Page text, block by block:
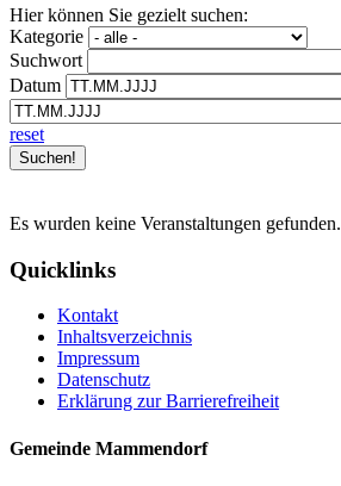
Hier können Sie gezielt suchen:
Kategorie
Suchwort
Datum
reset
Es wurden keine Veranstaltungen gefunden.
Quicklinks
Kontakt
Inhaltsverzeichnis
Impressum
Datenschutz
Erklärung zur Barrierefreiheit
Gemeinde Mammendorf